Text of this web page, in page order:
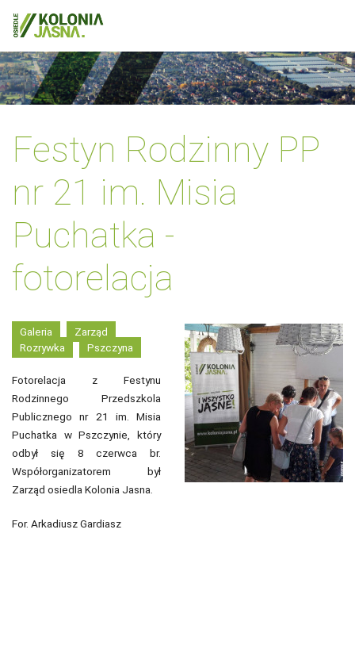
Festyn Rodzinny PP
nr 21 im. Misia
Puchatka -
fotorelacja
Galeria
Zarząd
Rozrywka
Pszczyna
Fotorelacja z Festynu
Rodzinnego Przedszkola
Publicznego nr 21 im. Misia
Puchatka w Pszczynie, który
odbył się 8 czerwca br.
Współorganizatorem był
Zarząd osiedla Kolonia Jasna.
For. Arkadiusz Gardiasz